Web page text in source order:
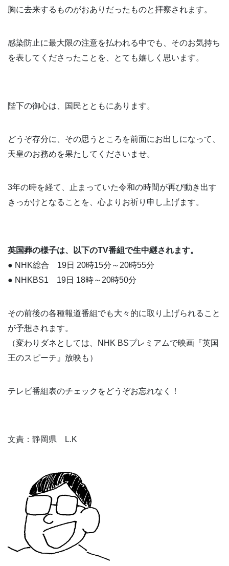
胸に去来するものがおありだったものと拝察されます。
感染防止に最大限の注意を払われる中でも、そのお気持ち
を表してくださったことを、とても嬉しく思います。
陛下の御心は、国民とともにあります。
どうぞ存分に、その思うところを前面にお出しになって、
天皇のお務めを果たしてくださいませ。
3年の時を経て、止まっていた令和の時間が再び動き出す
きっかけとなることを、心よりお祈り申し上げます。
英国葬の様子は、以下のTV番組で生中継されます。
● NHK総合 19日 20時15分～20時55分
● NHKBS1 19日 18時～20時50分
その前後の各種報道番組でも大々的に取り上げられること
が予想されます。
（変わりダネとしては、NHK BSプレミアムで映画『英国
王のスピーチ』放映も）
テレビ番組表のチェックをどうぞお忘れなく！
文責：静岡県 L.K